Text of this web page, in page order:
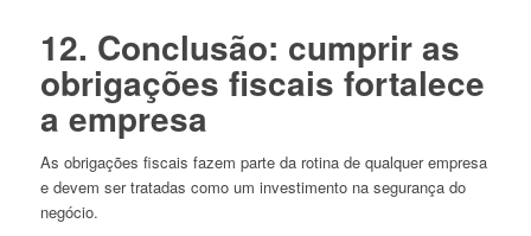
12. Conclusão: cumprir as
obrigações fiscais fortalece
a empresa
As obrigações fiscais fazem parte da rotina de qualquer empresa
e devem ser tratadas como um investimento na segurança do
negócio.